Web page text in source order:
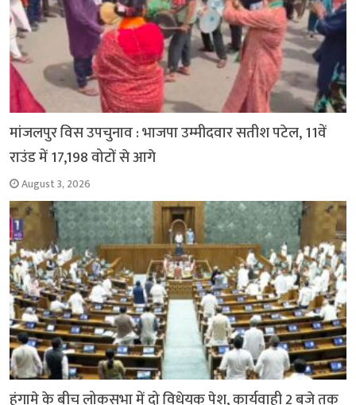
मांजलपुर विस उपचुनाव : भाजपा उम्मीदवार सतीश पटेल, 11वें
राउंड में 17,198 वोटों से आगे
August 3, 2026
हंगामे के बीच लोकसभा में दो विधेयक पेश, कार्यवाही 2 बजे तक